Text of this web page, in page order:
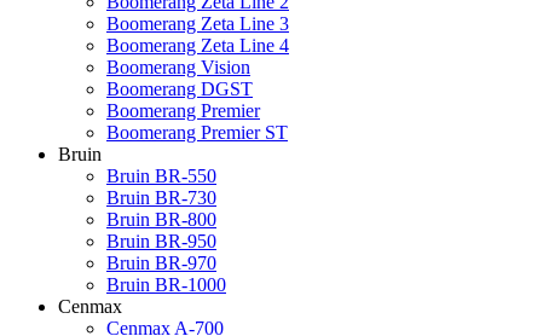
Boomerang Zeta Line 3
Boomerang Zeta Line 4
Boomerang Vision
Boomerang DGST
Boomerang Premier
Boomerang Premier ST
Bruin
Bruin BR-550
Bruin BR-730
Bruin BR-800
Bruin BR-950
Bruin BR-970
Bruin BR-1000
Cenmax
Cenmax A-700